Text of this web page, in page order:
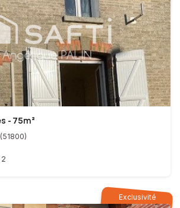
- 75m²
(51800)
2
Exclusivité